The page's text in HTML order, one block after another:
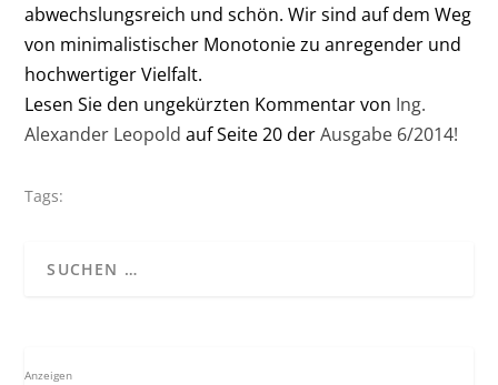
abwechslungsreich und schön. Wir sind auf dem Weg
von minimalistischer Monotonie zu anregender und
hochwertiger Vielfalt.
Lesen Sie den ungekürzten Kommentar von Ing.
Alexander Leopold auf Seite 20 derAusgabe 6/2014!
Tags:
Anzeigen